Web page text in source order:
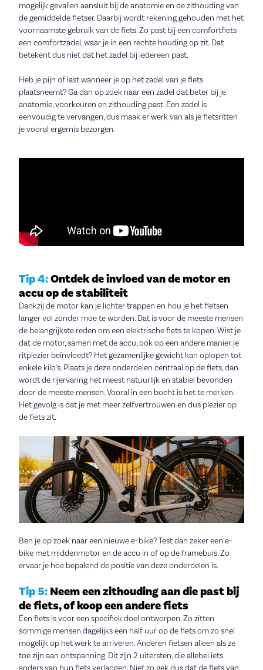
mogelijk gevallen aansluit bij de anatomie en de zithouding van
de gemiddelde fietser. Daarbij wordt rekening gehouden met het
voornaamste gebruik van de fiets. Zo past bij een comfortfiets
een comfortzadel, waar je in een rechte houding op zit. Dat
betekent dus niet dat het zadel bij iedereen past.
Heb je pijn of last wanneer je op het zadel van je fiets
plaatsneemt? Ga dan op zoek naar een zadel dat beter bij je
anatomie, voorkeuren en zithouding past. Een zadel is
eenvoudig te vervangen, dus maak er werk van als je fietsritten
je vooral ergernis bezorgen.
Tip 4:Ontdek de invloed van de motor en
accu op de stabiliteit
Dankzij de motor kan je lichter trappen en hou je het fietsen
langer vol zonder moe te worden. Dat is voor de meeste mensen
de belangrijkste reden om een elektrische fiets te kopen. Wist je
dat de motor, samen met de accu, ook op een andere manier je
ritplezier beïnvloedt? Het gezamenlijke gewicht kan oplopen tot
enkele kilo's. Plaats je deze onderdelen centraal op de fiets, dan
wordt de rijervaring het meest natuurlijk en stabiel bevonden
door de meeste mensen. Vooral in een bocht is het te merken.
Het gevolg is dat je met meer zelfvertrouwen en dus plezier op
de fiets zit.
Ben je op zoek naar een nieuwe e-bike? Test dan zeker een e-
bike met middenmotor en de accu in of op de framebuis. Zo
ervaar je hoe bepalend de positie van deze onderdelen is.
Tip 5:Neem een zithouding aan die past bij
de fiets, of koop een andere fiets
Een fiets is voor een specifiek doel ontworpen. Zo zitten
sommige mensen dagelijks een half uur op de fiets om zo snel
mogelijk op het werk te arriveren. Anderen fietsen alleen als ze
toe zijn aan ontspanning. Dit zijn 2 uitersten, die allebei iets